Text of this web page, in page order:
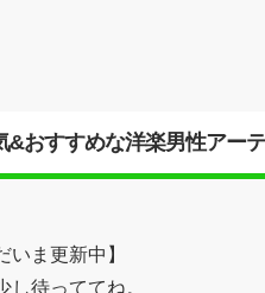
&おすすめな洋楽男性アー
いま更新中】
し待っててね。